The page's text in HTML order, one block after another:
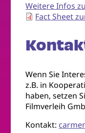
Weitere Infos
Fact Sheet
Wenn Sie
z.B. in
haben, setzen
Filmverleih
Kontakt: